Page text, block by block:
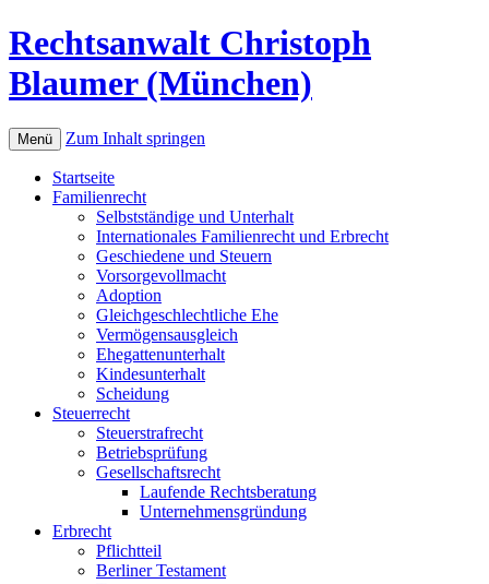
Rechtsanwalt Christoph
Blaumer (München)
Menü Zum Inhalt springen
Startseite
Familienrecht
Selbstständige und Unterhalt
Internationales Familienrecht und Erbrecht
Geschiedene und Steuern
Vorsorgevollmacht
Adoption
Gleichgeschlechtliche Ehe
Vermögensausgleich
Ehegattenunterhalt
Kindesunterhalt
Scheidung
Steuerrecht
Steuerstrafrecht
Betriebsprüfung
Gesellschaftsrecht
Laufende Rechtsberatung
Unternehmensgründung
Erbrecht
Pflichtteil
Berliner Testament